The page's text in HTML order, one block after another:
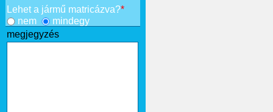
Lehet a jármű matricázva?*
nem
mindegy
megjegyzés